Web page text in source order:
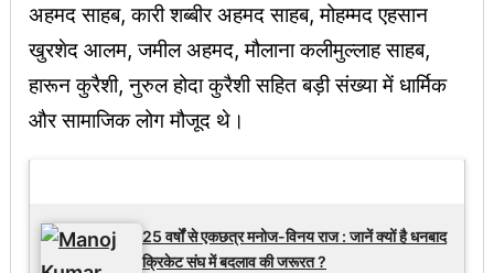
अहमद साहब, कारी शब्बीर अहमद साहब, मोहम्मद एहसान
खुरशेद आलम, जमील अहमद, मौलाना कलीमुल्लाह साहब,
हारून कुरैशी, नुरुल होदा कुरैशी सहित बड़ी संख्या में धार्मिक
और सामाजिक लोग मौजूद थे।
25 वर्षों से एकछत्र मनोज-विनय राज : जानें क्यों है धनबाद
क्रिकेट संघ में बदलाव की जरूरत ?